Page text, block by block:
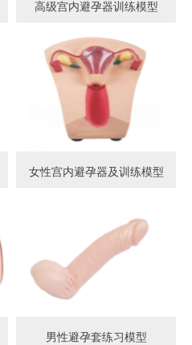
高级宫内避孕器训练模型
女性宫内避孕器及训练模型
男性避孕套练习模型